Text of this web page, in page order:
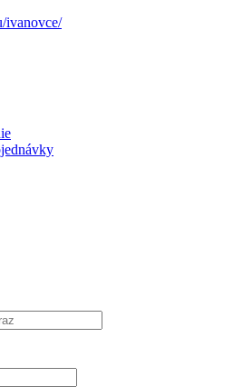
ivanovce/